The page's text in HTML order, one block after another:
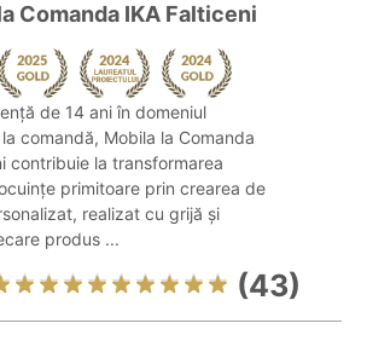
Comanda IKA Falticeni
de 14 ani în domeniul
comandă, Mobila la Comanda
contribuie la transformarea
primitoare prin crearea de
realizat cu grijă și
produs ...
(43)